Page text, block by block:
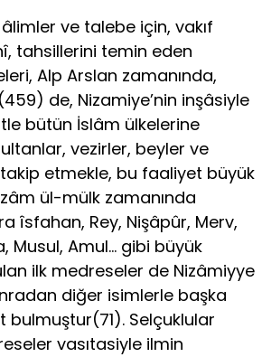
ve talebe için, vakıf
tahsillerini temin eden
Alp Arslan zamanında,
de, Nizamiye’nin inşâsiyle
bütün İslâm ülkelerine
vezirler, beyler ve
etmekle, bu faaliyet büyük
ül-mülk zamanında
îsfahan, Rey, Nişâpûr, Merv,
Musul, Amul… gibi büyük
ilk medreseler de Nizâmiyye
diğer isimlerle başka
Selçuklular
vasıtasiyle ilmin